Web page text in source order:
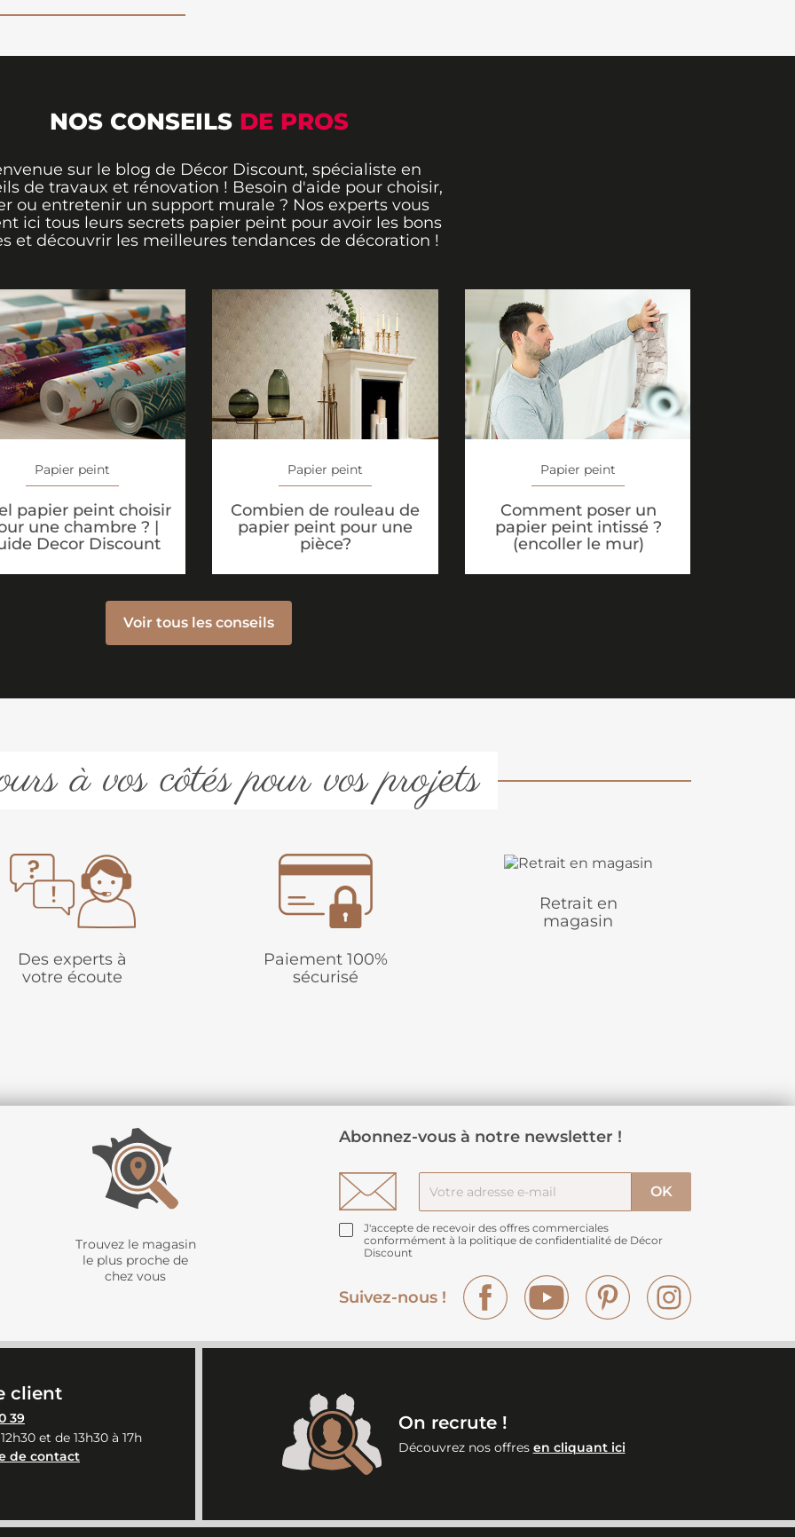
votre pièce en
NOS CONSEILS DE PROS
sur le blog de Décor Discount, spécialiste en
de travaux et rénovation ! Besoin d'aide pour choisir,
ou entretenir un support murale ? Nos experts vous
ici tous leurs secrets papier peint pour avoir les bons
et découvrir les meilleures tendances de décoration !
Papier peint
papier peint choisir
une chambre ? |
Decor Discount
Papier peint
Combien de rouleau de
papier peint pour une
pièce?
Papier peint
Comment poser un
papier peint intissé ?
(encoller le mur)
Voir tous les conseils
à vos côtés pour vos projets
Des experts à
votre écoute
Paiement 100%
sécurisé
Retrait en
magasin
Trouvez le magasin
le plus proche de
chez vous
Abonnez-vous à notre newsletter !
J'accepte de recevoir des offres commerciales
conformément à la politique de confidentialité de Décor
Discount
Suivez-nous !
Facebook YouTube Pinterest
client
39
et de 13h30 à 17h
de contact
On recrute !
Découvrez nos offres en cliquant ici